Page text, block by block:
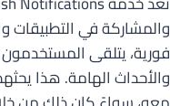
والمشاركة في التطبيقات
فورية، يتلقى
والأحداث الهامة. هذا